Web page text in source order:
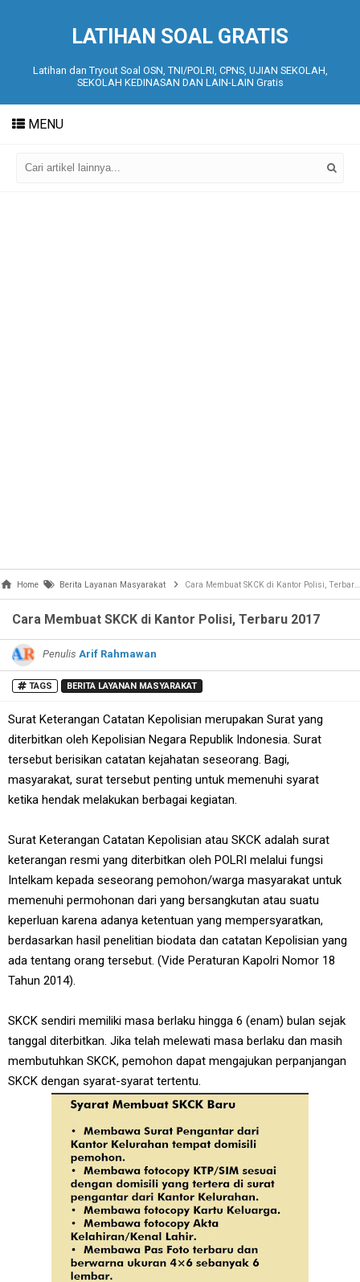
LATIHAN SOAL GRATIS
Latihan dan Tryout Soal OSN, TNI/POLRI, CPNS, UJIAN SEKOLAH,
SEKOLAH KEDINASAN DAN LAIN-LAIN Gratis
MENU
Home Berita Layanan Masyarakat Cara Membuat SKCK di Kantor Polisi, Terbaru 2017
Cara Membuat SKCK di Kantor Polisi, Terbaru 2017
Penulis Arif Rahmawan
TAGS BERITA LAYANAN MASYARAKAT
Surat Keterangan Catatan Kepolisian merupakan Surat yang
diterbitkan oleh Kepolisian Negara Republik Indonesia. Surat
tersebut berisikan catatan kejahatan seseorang. Bagi,
masyarakat, surat tersebut penting untuk memenuhi syarat
ketika hendak melakukan berbagai kegiatan.
Surat Keterangan Catatan Kepolisian atau SKCK adalah surat
keterangan resmi yang diterbitkan oleh POLRI melalui fungsi
Intelkam kepada seseorang pemohon/warga masyarakat untuk
memenuhi permohonan dari yang bersangkutan atau suatu
keperluan karena adanya ketentuan yang mempersyaratkan,
berdasarkan hasil penelitian biodata dan catatan Kepolisian yang
ada tentang orang tersebut. (Vide Peraturan Kapolri Nomor 18
Tahun 2014).
SKCK sendiri memiliki masa berlaku hingga 6 (enam) bulan sejak
tanggal diterbitkan. Jika telah melewati masa berlaku dan masih
membutuhkan SKCK, pemohon dapat mengajukan perpanjangan
SKCK dengan syarat-syarat tertentu.